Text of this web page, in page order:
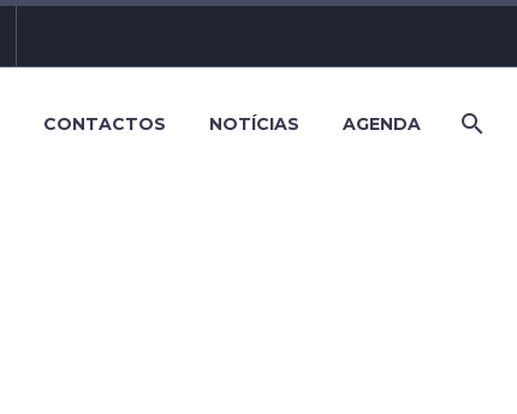
CONTACTOS NOTÍCIAS AGENDA